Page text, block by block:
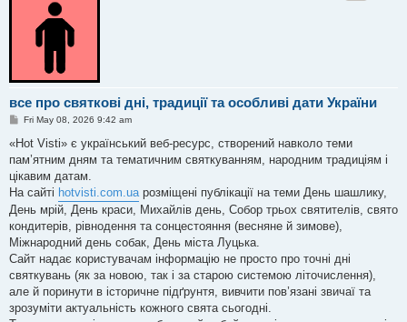
все про святкові дні, традиції та особливі дати України
P
s
Fri May 08, 2026 9:42 am
«Hot Visti» є український веб-ресурс, створений навколо теми
пам’ятним дням та тематичним святкуванням, народним традиціям і
цікавим датам.
На сайті hotvisti.com.uaрозміщені публікації на теми День шашлику,
День мрій, День краси, Михайлів день, Собор трьох святителів, свято
кондитерів, рівнодення та сонцестояння (весняне й зимове),
Міжнародний день собак, День міста Луцька.
Сайт надає користувачам інформацію не просто про точні дні
святкувань (як за новою, так і за старою системою літочислення),
але й поринути в історичне підґрунтя, вивчити пов’язані звичаї та
зрозуміти актуальність кожного свята сьогодні.